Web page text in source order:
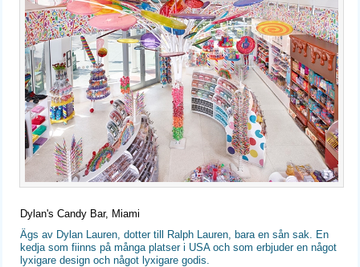
Dylan's Candy Bar, Miami
Ägs av Dylan Lauren, dotter till Ralph Lauren, bara en sån sak. En
kedja som fiinns på många platser i USA och som erbjuder en något
lyxigare design och något lyxigare godis.